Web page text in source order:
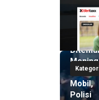
1 hari
Pemilik
Royal
Phone
di
Mobil,
Polisi